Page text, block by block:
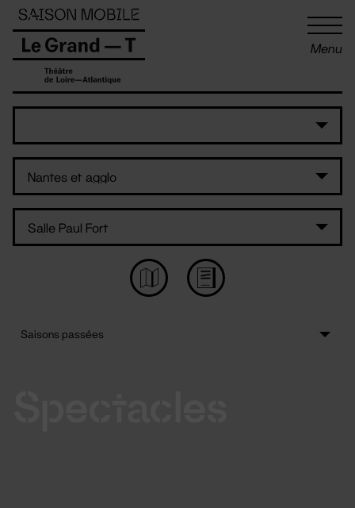
Menu
Panneau de gestion des cookies